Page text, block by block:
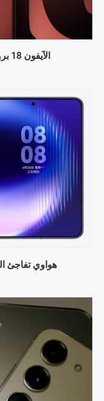
الآيفون 18 برو: لونٌ جديد يلوّن المستقبل.
هواوي تفاجئ